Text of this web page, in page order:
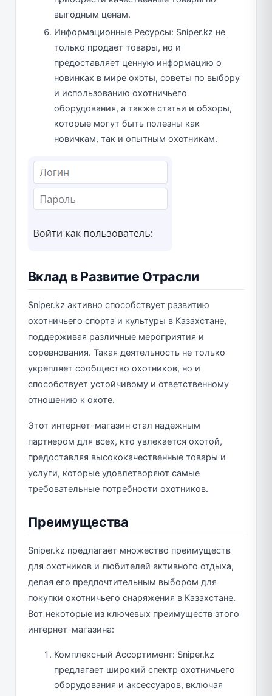
выгодным ценам.
Информационные Ресурсы: Sniper.kz не
только продает товары, но и
предоставляет ценную информацию о
новинках в мире охоты, советы по выбору
и использованию охотничьего
оборудования, а также статьи и обзоры,
которые могут быть полезны как
новичкам, так и опытным охотникам.
Вклад в Развитие Отрасли
Sniper.kz активно способствует развитию
охотничьего спорта и культуры в Казахстане,
поддерживая различные мероприятия и
соревнования. Такая деятельность не только
укрепляет сообщество охотников, но и
способствует устойчивому и ответственному
отношению к охоте.
Этот интернет-магазин стал надежным
партнером для всех, кто увлекается охотой,
предоставляя высококачественные товары и
услуги, которые удовлетворяют самые
требовательные потребности охотников.
Преимущества
Sniper.kz предлагает множество преимуществ
для охотников и любителей активного отдыха,
делая его предпочтительным выбором для
покупки охотничьего снаряжения в Казахстане.
Вот некоторые из ключевых преимуществ этого
интернет-магазина:
Комплексный Ассортимент: Sniper.kz
предлагает широкий спектр охотничьего
оборудования и аксессуаров, включая